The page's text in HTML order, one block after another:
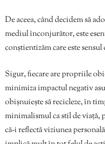
De aceea, când decidem să
mediul înconjurător, este
conștientizăm care este
Sigur, fiecare are propriile
minimiza impactul negativ
obișnuiește să recicleze, în
minimalismul ca stil de viață,
că-i reflectă viziunea